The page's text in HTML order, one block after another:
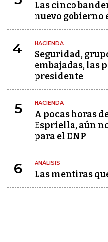
Las cinco
nuevo gobierno
4 HACIENDA
Seguridad,
embajadas, las
presidente
5 HACIENDA
A pocas horas
Espriella, aún
para el DNP
6 ANÁLISIS
Las mentiras